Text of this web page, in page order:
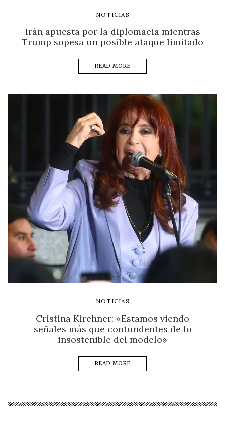
NOTICIAS
Irán apuesta por la diplomacia mientras
Trump sopesa un posible ataque limitado
READ MORE
NOTICIAS
Cristina Kirchner: «Estamos viendo
señales más que contundentes de lo
insostenible del modelo»
READ MORE